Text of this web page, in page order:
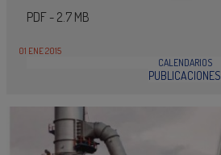
PDF - 2.7 MB
01 ENE 2015
CALENDARIOS
PUBLICACIONES